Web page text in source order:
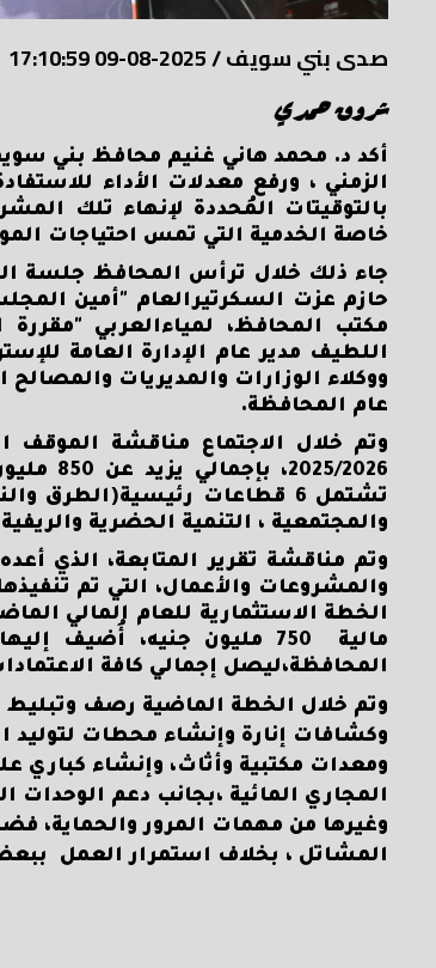
صدى بني سويف/
2025-08-09 17:10:59
شروق حمدي
أكد د. محمد هاني غنيم محافظ بني
الزمني ، ورفع معدلات الأداء
بالتوقيتات المُحددة لإنهاء تلك
خاصة الخدمية التي تمس احتياجات
جاء ذلك خلال ترأس المحافظ جلسة
حازم عزت السكرتيرالعام "أمين
مكتب المحافظ، لمياءالعربي
اللطيف مدير عام الإدارة العامة
ووكلاء الوزارات والمديريات
عام المحافظة.
وتم خلال الاجتماع مناقشة الموقف
2025/
تشتمل 6 قطاعات
والمجتمعية ، التنمية الحضرية
وتم مناقشة تقرير المتابعة، الذي
المحافظة،ليصل إجمالي كافة الاعتمادات والتمويل
وتم خلال الخطة الماضية رصف وتبليط
وكشافات إنارة وإنشاء محطات لتوليد
ومعدات مكتبية وأثاث، وإنشاء كباري
المجاري المائية ،بجانب دعم الوحدات
وغيرها من مهمات المرور والحماية،
المشاتل ، بخلاف استمرار العمل